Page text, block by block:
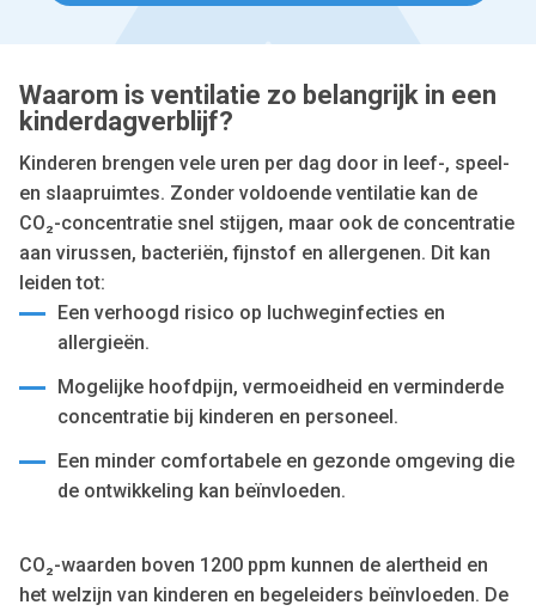
Waarom is ventilatie zo belangrijk in een
kinderdagverblijf?
Kinderen brengen vele uren per dag door in leef-, speel-
en slaapruimtes. Zonder voldoende ventilatie kan de
CO₂-concentratie snel stijgen, maar ook de concentratie
aan virussen, bacteriën, fijnstof en allergenen. Dit kan
leiden tot:
Een verhoogd risico op luchweginfecties en
allergieën.
Mogelijke hoofdpijn, vermoeidheid en verminderde
concentratie bij kinderen en personeel.
Een minder comfortabele en gezonde omgeving die
de ontwikkeling kan beïnvloeden.
CO₂-waarden boven 1200 ppm kunnen de alertheid en
het welzijn van kinderen en begeleiders beïnvloeden. De